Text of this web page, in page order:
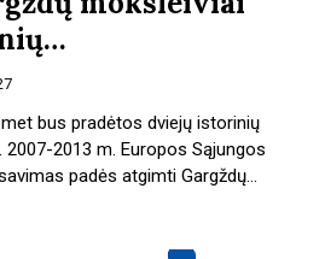
bus pradėtos dviejų istorinių
2013 m. Europos Sąjungos
padės atgimti Gargždų…